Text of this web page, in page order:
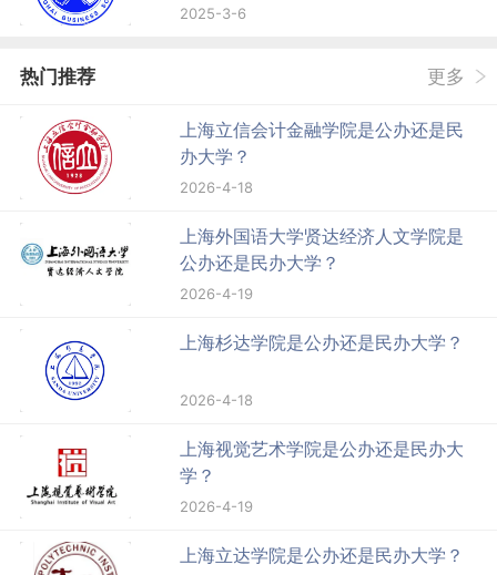
2025-3-6
热门推荐 更多
上海立信会计金融学院是公办还是民
办大学？
2026-4-18
上海外国语大学贤达经济人文学院是
公办还是民办大学？
2026-4-19
上海杉达学院是公办还是民办大学？
2026-4-18
上海视觉艺术学院是公办还是民办大
学？
2026-4-19
上海立达学院是公办还是民办大学？